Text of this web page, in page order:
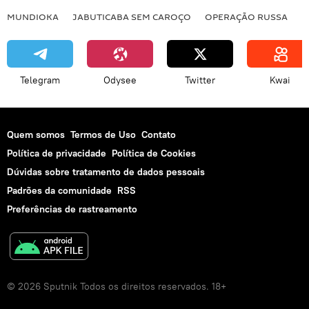
MUNDIOKA JABUTICABA SEM CAROÇO OPERAÇÃO RUSSA
Telegram Odysee Twitter Kwai
Quem somos Termos de Uso Contato
Política de privacidade Política de Cookies
Dúvidas sobre tratamento de dados pessoais
Padrões da comunidade RSS
Preferências de rastreamento
© 2026 Sputnik Todos os direitos reservados. 18+